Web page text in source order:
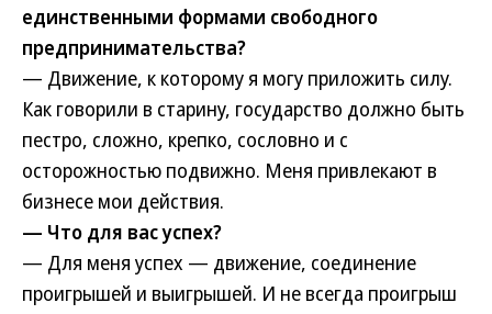
единственными формами свободного
предпринимательства?
— Движение, к которому я могу приложить силу.
Как говорили в старину, государство должно быть
пестро, сложно, крепко, сословно и с
осторожностью подвижно. Меня привлекают в
бизнесе мои действия.
— Что для вас успех?
— Для меня успех — движение, соединение
проигрышей и выигрышей. И не всегда проигрыш